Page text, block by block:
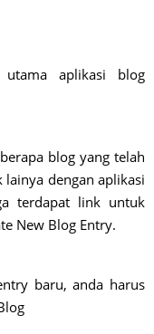
utama aplikasi blog
blog yang telah
dengan aplikasi
terdapat link untuk
New Blog Entry.
baru, anda harus